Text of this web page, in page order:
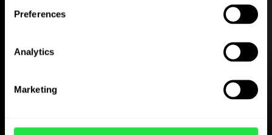
Preferences
Analytics
Marketing
en meld je in enkele minuten